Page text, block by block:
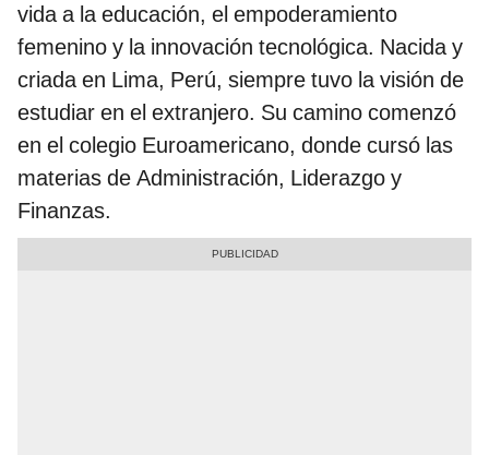
vida a la educación, el empoderamiento
femenino y la innovación tecnológica. Nacida y
criada en Lima, Perú, siempre tuvo la visión de
estudiar en el extranjero. Su camino comenzó
en el colegio Euroamericano, donde cursó las
materias de Administración, Liderazgo y
Finanzas.